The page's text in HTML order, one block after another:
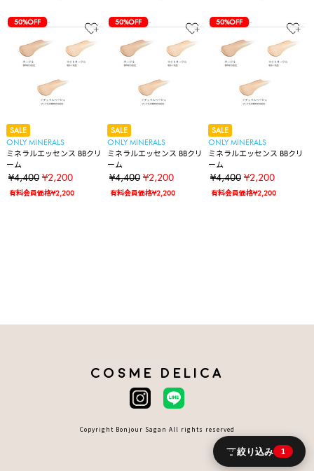
絞り込み 1
50%OFF
SALE
ONLY MINERALS
ミネラルエッセンス BBクリ
ーム
¥4,400 ¥2,200
有料会員価格¥2,200
50%OFF
SALE
ONLY MINERALS
ミネラルエッセンス BBクリ
ーム
¥4,400 ¥2,200
有料会員価格¥2,200
50%OFF
SALE
ONLY MINERALS
ミネラルエッセンス BBクリ
ーム
¥4,400 ¥2,200
有料会員価格¥2,200
COSME DELICA
Copyright Bonjour Sagan All rights reserved